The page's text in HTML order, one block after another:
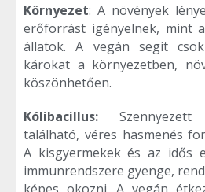
Környezet: A növények
erőforrást igényelnek, mint
állatok. A vegán segít
károkat a környezetben,
köszönhetően.
Kólibacillus:
található, véres hasmenés
A kisgyermekek és az idős
immunrendszere gyenge,